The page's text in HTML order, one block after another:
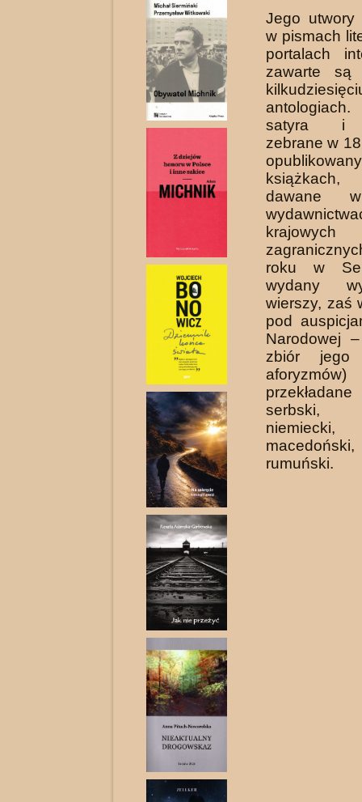
Jego utwory
w pismach
portalach
zawarte są
satyra i
zebrane w
dawane
roku w
wydany
wierszy, zaś
pod
Narodowej
zbiór
serbski,
niemiecki,
rumuński.